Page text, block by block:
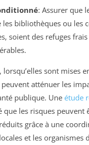
: Assurer que
bibliothèques ou les
soient des refuges
lorsqu’elles sont mises
atténuer les
publique. Une étude
que les risques peuvent
grâce à une
et les organismes